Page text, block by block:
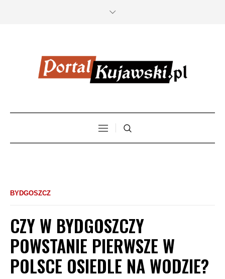
BYDGOSZCZ
CZY W BYDGOSZCZY
POWSTANIE PIERWSZE W
POLSCE OSIEDLE NA WODZIE?